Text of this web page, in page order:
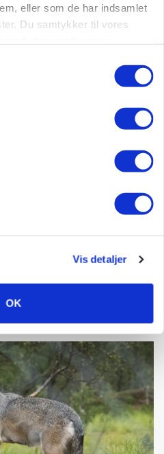
eller som de har indsamlet
Du samtykker til vores
Vis detaljer
OKlyspunkter i fortsat